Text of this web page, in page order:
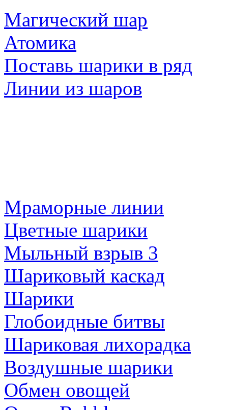
Магический шар
Атомика
Поставь шарики в ряд
Линии из шаров
Мраморные линии
Цветные шарики
Мыльный взрыв 3
Шариковый каскад
Шарики
Глобоидные битвы
Шариковая лихорадка
Воздушные шарики
Обмен овощей